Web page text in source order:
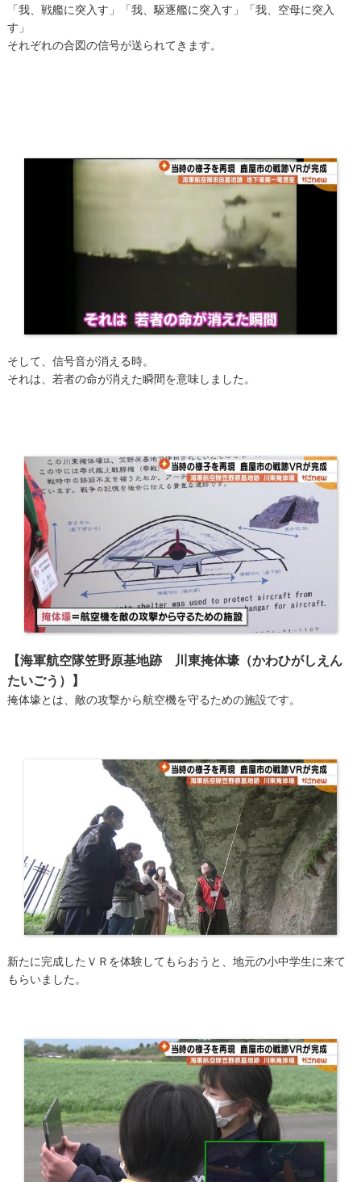
「我、戦艦に突入す」「我、駆逐艦に突入す」「我、空母に突入
す」
それぞれの​合図の信号が送られてきます。
そして、信号音が消える時。
それは、若者の命が消えた瞬間を意味しました。
【海軍航空隊笠野原基地跡 川東掩体壕（かわひがしえん
たいごう）】
掩体壕とは、敵の攻撃から航空機を守るための施設です。
新たに完成したＶＲを体験してもらおうと、地元の小中学生に来て
もらいました。